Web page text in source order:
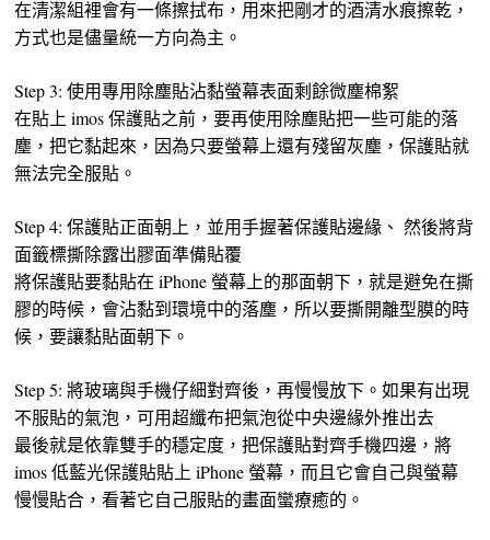
在清潔組裡會有一條擦拭布，用來把剛才的酒清水痕擦乾，
方式也是儘量統一方向為主。
Step 3: 使用專用除塵貼沾黏螢幕表面剩餘微塵棉絮
在貼上 imos 保護貼之前，要再使用除塵貼把一些可能的落
塵，把它黏起來，因為只要螢幕上還有殘留灰塵，保護貼就
無法完全服貼。
Step 4: 保護貼正面朝上，並用手握著保護貼邊緣、 然後將背
面籤標撕除露出膠面準備貼覆
將保護貼要黏貼在 iPhone 螢幕上的那面朝下，就是避免在撕
膠的時候，會沾黏到環境中的落塵，所以要撕開離型膜的時
候，要讓黏貼面朝下。
Step 5: 將玻璃與手機仔細對齊後，再慢慢放下。如果有出現
不服貼的氣泡，可用超纖布把氣泡從中央邊緣外推出去
最後就是依靠雙手的穩定度，把保護貼對齊手機四邊，將
imos 低藍光保護貼貼上 iPhone 螢幕，而且它會自己與螢幕
慢慢貼合，看著它自己服貼的畫面蠻療癒的。